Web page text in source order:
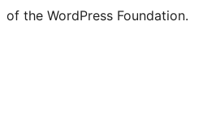
of the WordPress Foundation.